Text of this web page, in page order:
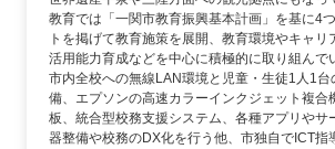
教育では「一関市教育振興基本計画」を基に4
トを掲げて教育施策を展開、教育環境やキャリ
活用能力育成などを中心に積極的に取り組んで
市内全校への無線LAN環境と児童・生徒1人1台
備、エプソンの高速カラーインクジェット複合
板、統合型校務支援システム、各種アプリやサ
器整備や校務のDX化を行う他、市独自でICT指